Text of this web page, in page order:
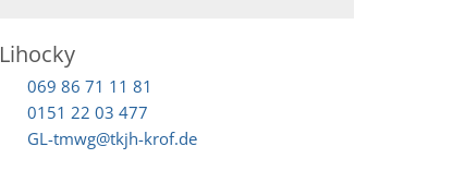
Lihocky
069 86 71 11 81
0151 22 03 477
GL-tmwg@tkjh-krof.de